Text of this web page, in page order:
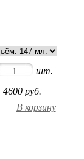
шт.
4600руб.